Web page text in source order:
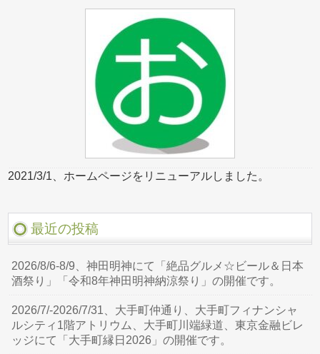
2021/3/1、ホームページをリニューアルしました。
最近の投稿
2026/8/6-8/9、神田明神にて「絶品グルメ☆ビール＆日本
酒祭り」「令和8年神田明神納涼祭り」の開催です。
2026/7/-2026/7/31、大手町仲通り、大手町フィナンシャ
ルシティ1階アトリウム、大手町川端緑道、東京金融ビレ
ッジにて「大手町縁日2026」の開催です。